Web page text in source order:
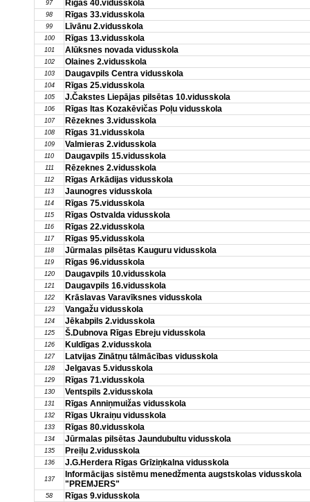
97 Rīgas 40.vidusskola
98 Rīgas 33.vidusskola
99 Līvānu 2.vidusskola
100 Rīgas 13.vidusskola
101 Alūksnes novada vidusskola
102 Olaines 2.vidusskola
103 Daugavpils Centra vidusskola
104 Rīgas 25.vidusskola
105 J.Čakstes Liepājas pilsētas 10.vidusskola
106 Rīgas Itas Kozakēvičas Poļu vidusskola
107 Rēzeknes 3.vidusskola
108 Rīgas 31.vidusskola
109 Valmieras 2.vidusskola
110 Daugavpils 15.vidusskola
111 Rēzeknes 2.vidusskola
112 Rīgas Arkādijas vidusskola
113 Jaunogres vidusskola
114 Rīgas 75.vidusskola
115 Rīgas Ostvalda vidusskola
116 Rīgas 22.vidusskola
117 Rīgas 95.vidusskola
118 Jūrmalas pilsētas Kauguru vidusskola
119 Rīgas 96.vidusskola
120 Daugavpils 10.vidusskola
121 Daugavpils 16.vidusskola
122 Krāslavas Varavīksnes vidusskola
123 Vangažu vidusskola
124 Jēkabpils 2.vidusskola
125 Š.Dubnova Rīgas Ebreju vidusskola
126 Kuldīgas 2.vidusskola
127 Latvijas Zinātņu tālmācības vidusskola
128 Jelgavas 5.vidusskola
129 Rīgas 71.vidusskola
130 Ventspils 2.vidusskola
131 Rīgas Anniņmuižas vidusskola
132 Rīgas Ukraiņu vidusskola
133 Rīgas 80.vidusskola
134 Jūrmalas pilsētas Jaundubultu vidusskola
135 Preiļu 2.vidusskola
136 J.G.Herdera Rīgas Grīziņkalna vidusskola
137
Informācijas sistēmu menedžmenta augstskolas vidusskola
"PREMJERS"
58 Rīgas 9.vidusskola